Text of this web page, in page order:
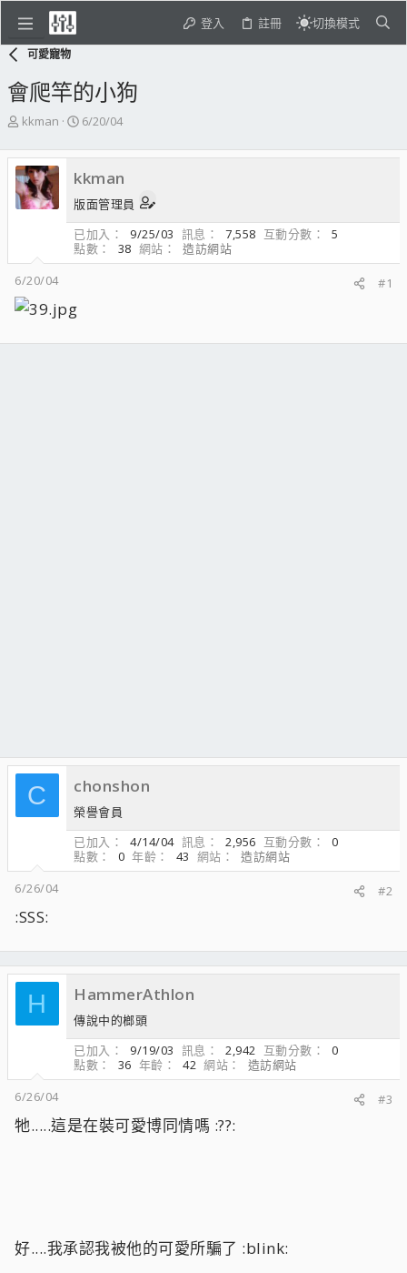
登入 註冊 切換模式
可愛寵物
會爬竿的小狗
主
發
起
人
kkman
開
日
期
6/20/04
kkman
版面管理員
已加入
9/25/03 訊息 7,558 互動分數
5
點數
38 網站
造訪網站
6/20/04
#1
C chonshon
榮譽會員
已加入
4/14/04 訊息 2,956 互動分數
0
點數
0 年齡 43 網站
造訪網站
6/26/04
#2
:SSS:
H HammerAthlon
傳說中的榔頭
已加入
9/19/03 訊息 2,942 互動分數
0
點數
36 年齡 42 網站
造訪網站
6/26/04
#3
牠.....這是在裝可愛博同情嗎 :??:
好....我承認我被他的可愛所騙了 :blink: